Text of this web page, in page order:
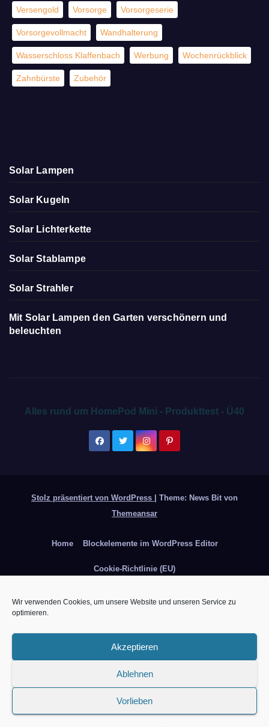
Wir verwenden Cookies, um unsere Website und unseren Service zu
optimieren.
Akzeptieren
Ablehnen
Vorlieben
Versengold Vorsorge Vorsorgeserie
Vorsorgevollmacht Wandhalterung
Wasserschloss Klaffenbach Werbung Wochenrückblick
Zahnbürste Zubehör
Solar Lampen
Solar Kugeln
Solar Lichterkette
Solar Stablampe
Solar Strahler
Mit Solar Lampen den Garten verschönern und
beleuchten
Alles rund um HomePod Mini - Produkttest - Ü40
Stolz präsentiert von WordPress
Theme: News Bit von
Themeansar
Home Blockelemente im WordPress Editor
Cookie-Richtlinie (EU)
Hay Day die Acker Pflanzen Hay Day die Maschinen
Hay Day ein mobiles Farmspiel